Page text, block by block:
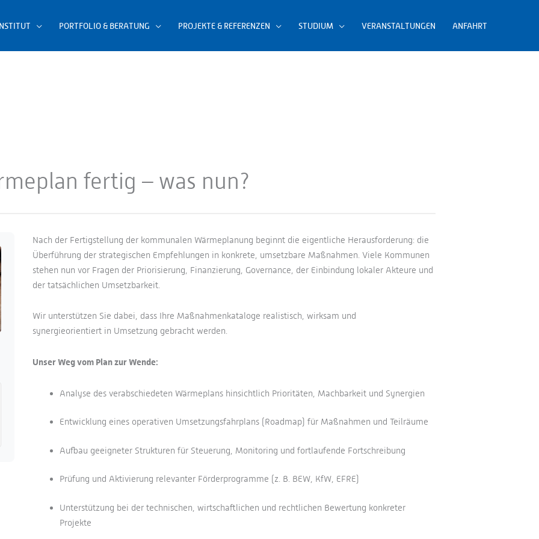
PORTFOLIO & BERATUNG PROJEKTE & REFERENZEN STUDIUM VERANSTALTUNGEN ANFAHRT
fertig – was nun?
Nach der Fertigstellung der kommunalen Wärmeplanung beginnt die eigentliche Herausforderung: die
Überführung der strategischen Empfehlungen in konkrete, umsetzbare Maßnahmen. Viele Kommunen
stehen nun vor Fragen der Priorisierung, Finanzierung, Governance, der Einbindung lokaler Akteure und
der tatsächlichen Umsetzbarkeit.
Wir unterstützen Sie dabei, dass Ihre Maßnahmenkataloge realistisch, wirksam und
synergieorientiert in Umsetzung gebracht werden.
Unser Weg vom Plan zur Wende:
Analyse des verabschiedeten Wärmeplans hinsichtlich Prioritäten, Machbarkeit und Synergien
Entwicklung eines operativen Umsetzungsfahrplans (Roadmap) für Maßnahmen und Teilräume
Aufbau geeigneter Strukturen für Steuerung, Monitoring und fortlaufende Fortschreibung
Prüfung und Aktivierung relevanter Förderprogramme (z. B. BEW, KfW, EFRE)
Unterstützung bei der technischen, wirtschaftlichen und rechtlichen Bewertung konkreter
Projekte